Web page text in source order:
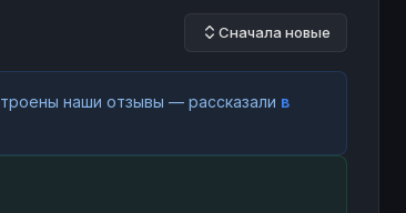
Сначала новые
наши отзывы — рассказали в